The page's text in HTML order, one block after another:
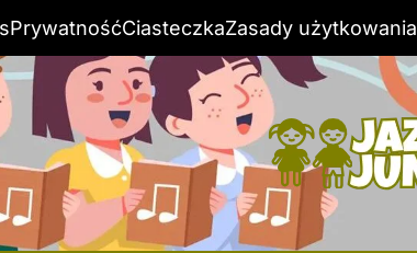
PrywatnośćCiasteczkaZasady użytkowania